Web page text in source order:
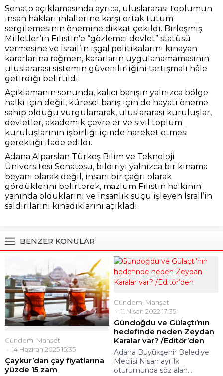
Senato açıklamasında ayrıca, uluslararası toplumun
insan hakları ihlallerine karşı ortak tutum
sergilemesinin önemine dikkat çekildi. Birleşmiş
Milletler’in Filistin’e “gözlemci devlet” statüsü
vermesine ve İsrail’in işgal politikalarını kınayan
kararlarına rağmen, kararların uygulanamamasının
uluslararası sistemin güvenilirliğini tartışmalı hâle
getirdiği belirtildi.
Açıklamanın sonunda, kalıcı barışın yalnızca bölge
halkı için değil, küresel barış için de hayati öneme
sahip olduğu vurgulanarak, uluslararası kuruluşlar,
devletler, akademik çevreler ve sivil toplum
kuruluşlarının işbirliği içinde hareket etmesi
gerektiği ifade edildi.
Adana Alparslan Türkeş Bilim ve Teknoloji
Üniversitesi Senatosu, bildiriyi yalnızca bir kınama
beyanı olarak değil, insani bir çağrı olarak
gördüklerini belirterek, mazlum Filistin halkının
yanında olduklarını ve insanlık suçu işleyen İsrail’in
saldırılarını kınadıklarını açıkladı.
BENZER KONULAR
Gündem Manşet
14 Haziran 2025 15:35
Çaykur’dan çay fiyatlarına
yüzde 15 zam
Gündem Manşet
11 Nisan 2022 17:35
Gündoğdu ve Gülaçtı’nın
hedefinde neden Zeydan
Karalar var? /Editör’den
Adana Büyükşehir Belediye
Meclisi Nisan ayı ilk
oturumunda söz alan...